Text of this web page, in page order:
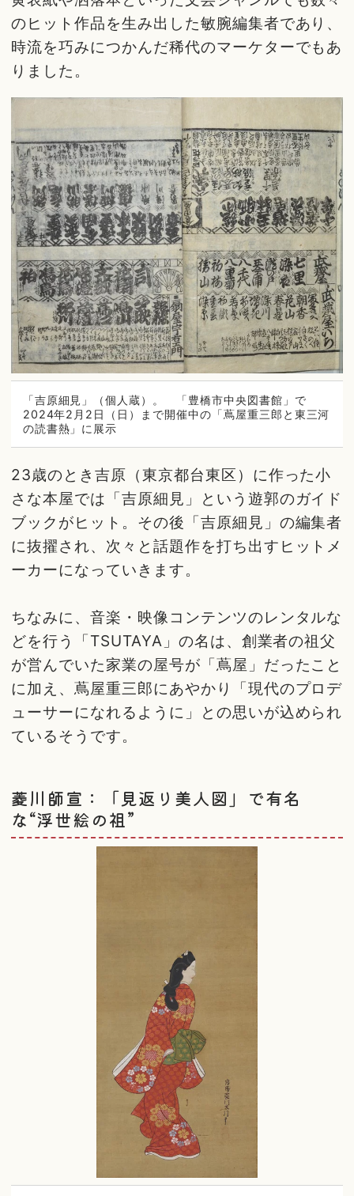
のヒット作品を生み出した敏腕編集者であり、
時流を巧みにつかんだ稀代のマーケターでもあ
りました。
「吉原細見」（個人蔵）。 「豊橋市中央図書館」で
2024年2月2日（日）まで開催中の「蔦屋重三郎と東三河
の読書熱」に展示
23歳のとき吉原（東京都台東区）に作った小
さな本屋では「吉原細見」という遊郭のガイド
ブックがヒット。その後「吉原細見」の編集者
に抜擢され、次々と話題作を打ち出すヒットメ
ーカーになっていきます。
ちなみに、音楽・映像コンテンツのレンタルな
どを行う「TSUTAYA」の名は、創業者の祖父
が営んでいた家業の屋号が「蔦屋」だったこと
に加え、蔦屋重三郎にあやかり「現代のプロデ
ューサーになれるように」との思いが込められ
ているそうです。
菱川師宣：「見返り美人図」で有名
な“浮世絵の祖”